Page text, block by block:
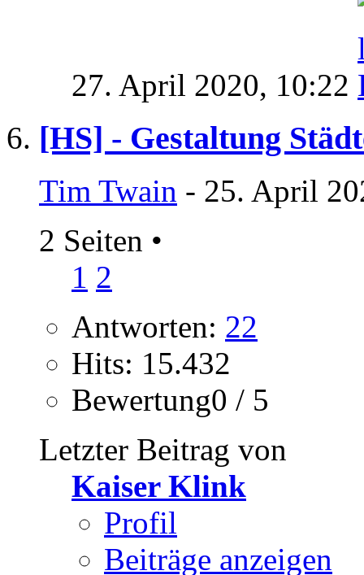
27. April 2020, 10:22
[HS] - Gestaltung
Tim Twain - 25. April
2 Seiten •
1 2
Antworten: 22
Hits: 15.432
Bewertung0 / 5
Letzter Beitrag von
Kaiser Klink
Profil
Beiträge anzeigen